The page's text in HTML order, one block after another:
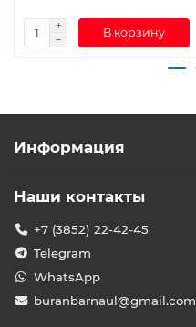
В корзину
Информация
Наши контакты
+7 (3852) 22-42-45
Telegram
WhatsApp
buranbarnaul@gmail.com